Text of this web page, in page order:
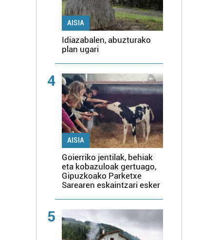
AISIA
Idiazabalen, abuzturako
plan ugari
4
AISIA
Goierriko jentilak, behiak
eta kobazuloak gertuago,
Gipuzkoako Parketxe
Sarearen eskaintzari esker
5